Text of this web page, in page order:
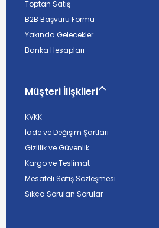
Toptan Satış
B2B Başvuru Formu
Yakında Gelecekler
Banka Hesapları
Müşteri İlişkileri
KVKK
İade ve Değişim Şartları
Gizlilik ve Güvenlik
Kargo ve Teslimat
Mesafeli Satış Sözleşmesi
Sıkça Sorulan Sorular